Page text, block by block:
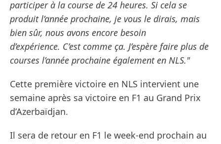
participer à la course de 24 heures. Si cela se
produit l’année prochaine, je vous le dirais, mais
bien sûr, nous avons encore besoin
d’expérience. C’est comme ça. J’espère faire plus de
courses l’année prochaine également en NLS."
Cette première victoire en NLS intervient une
semaine après sa victoire en F1 au Grand Prix
d’Azerbaïdjan.
Il sera de retour en F1 le week-end prochain au